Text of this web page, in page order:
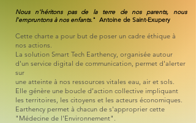
Nous n'héritons pas de la terre de nos parents, nous
l'empruntons à nos enfants." Antoine de Saint-Exupery
Cette charte a pour but de poser un cadre éthique à
nos actions.
La solution Smart Tech Earthency, organisée autour
d'un service digital de communication, permet d'alerter
sur
une atteinte à nos ressources vitales eau, air et sols.
Elle génère une boucle d’action collective impliquant
les territoires, les citoyens et les acteurs économiques.
Earthency permet à chacun de s'approprier cette
"Médecine de l'Environnement".